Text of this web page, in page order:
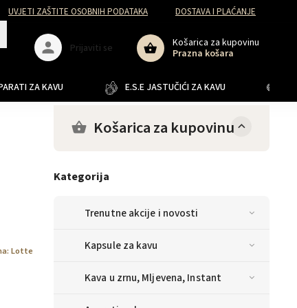
UVJETI ZAŠTITE OSOBNIH PODATAKA
DOSTAVA I PLAĆANJE
Košarica za kupovinu
Prazna košara
Prijaviti se
ZA KAVU E.S.E JASTUČIĆI ZA KAVU
Košarica za kupovinu
Kategorija
Trenutne akcije i novosti
Kapsule za kavu
Kava u zrnu, Mljevena, Instant
Lotte